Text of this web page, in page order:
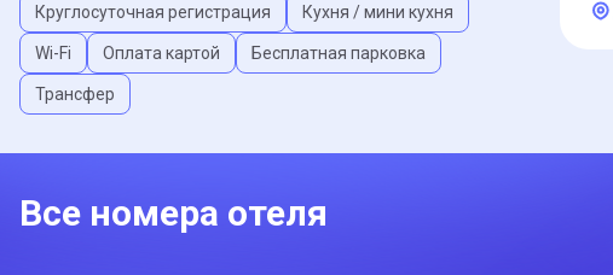
Круглосуточная регистрация Кухня / мини кухня
Wi-Fi Оплата картой Бесплатная парковка
Трансфер
Все номера отеля